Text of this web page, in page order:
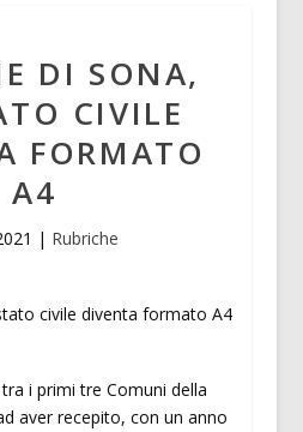
DI SONA,
CIVILE
FORMATO
A4
| Rubriche
i primi tre Comuni della
aver recepito, con un anno